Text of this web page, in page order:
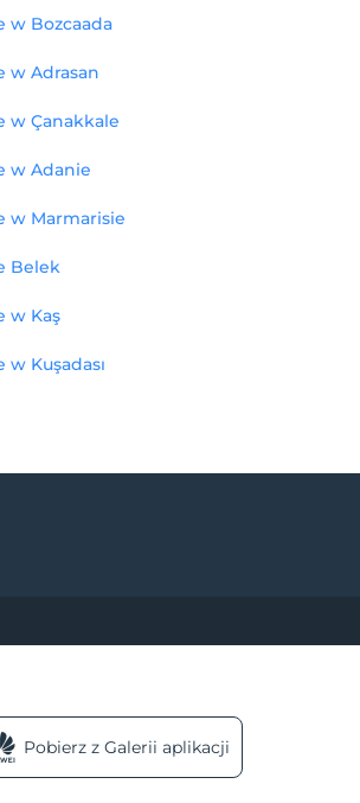
w Bozcaada
w Adrasan
w Çanakkale
w Adanie
w Marmarisie
Belek
w Kaş
w Kuşadası
Pobierz z Galerii aplikacji